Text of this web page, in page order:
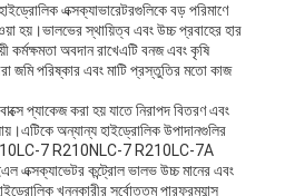
এক্সক্যাভারেটরগুলিকে বড় পরিমাণে
হয়।ভালভের স্থায়িত্ব এবং উচ্চ প্রবাহের হার
কর্মক্ষমতা অবদান রাখেএটি বনজ এবং কৃষি
জমি পরিষ্কার এবং মাটি প্রস্তুতির মতো কাজ
প্যাকেজ করা হয় যাতে নিরাপদ বিতরণ এবং
অন্যান্য হাইড্রোলিক উপাদানগুলির
7 R210NLC-7 R210LC-7A
এক্সক্যাভেটর কন্ট্রোল ভালভ উচ্চ মানের এবং
খননকারীর সর্বোত্তম পারফরম্যান্স